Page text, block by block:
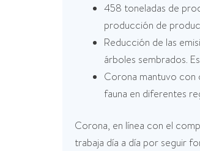
458 toneladas de
producción de
Reducción de las
árboles sembrados.
Corona mantuvo con
fauna en diferentes
Corona, en línea con el
trabaja día a día por seguir